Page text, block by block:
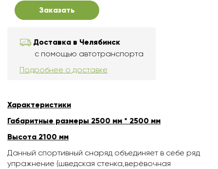
Заказать
Доставка в Челябинск
с помощью автотранспорта
Подробнее о доставке
Характеристики
Габаритные размеры 2500 мм * 2500 мм
Высота 2100 мм
Данный спортивный снаряд объединяет в себе ряд
упражнение (шведская стенка,верёвочная